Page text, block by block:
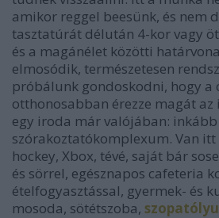
amikor reggel beesünk, és nem
tasztatúrát délután 4-kor vagy
és a magánélet közötti
elmosódik, természetesen
próbálunk gondoskodni, hogy a
otthonosabban érezze magát az
egy iroda már valójában:
szórakoztatókomplexum. Van itt
hockey, Xbox, tévé, saját bár
és sörrel, egésznapos cafeteria
ételfogyasztással, gyermek- és
mosoda, sötétszoba,